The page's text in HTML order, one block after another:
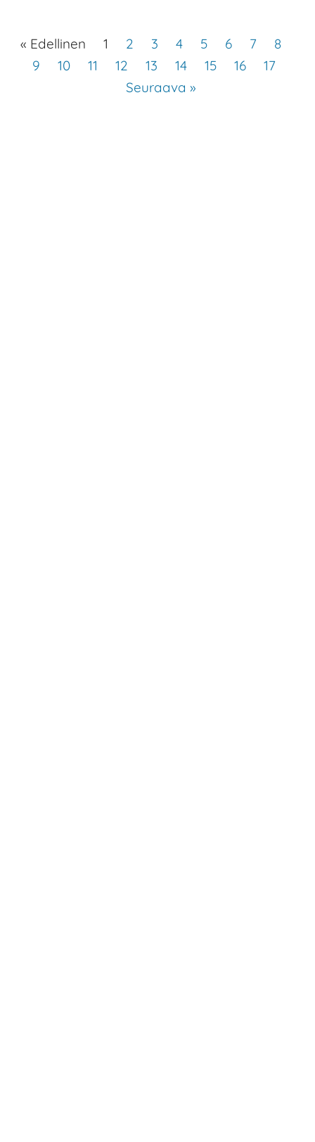
« Edellinen 1 2 3 4 5 6 7
8
9
10 11 12 13 14 15 16
17
Seuraava »